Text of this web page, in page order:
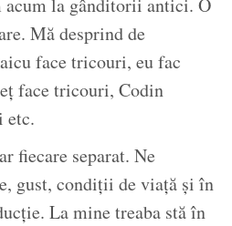
acum la gânditorii antici. O
Mă desprind de
face tricouri, eu fac
face tricouri, Codin
etc.
fiecare separat. Ne
gust, condiții de viață și în
La mine treaba stă în